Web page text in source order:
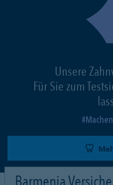
Unsere
Für Sie zum
Barmenia